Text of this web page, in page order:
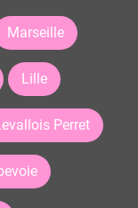
Marseille
Lille
Perret